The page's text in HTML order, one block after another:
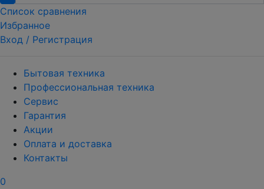
Список сравнения
Избранное
Вход / Регистрация
Бытовая техника
Профессиональная техника
Сервис
Гарантия
Акции
Оплата и доставка
Контакты
0